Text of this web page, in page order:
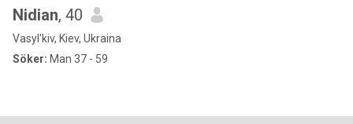
Nidian, 40
Vasyl'kiv, Kiev, Ukraina
Söker: Man 37 - 59